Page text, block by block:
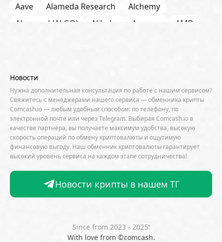
Aave
Alameda Research
Alchemy
Algorand (ALGO)
Alibaba Amazon
AMD
Aster
Binance
BIS Bitcoin Core
Bitcoin Pizza Day
Bitfarms
Bitfinex Bitget
Bithumb
BitMEX
BitOK Bitwise BlackRock
Block
Bloomberg
BNB Chain
BNP Paribas
Börse Stuttgart
BTCFi Bullish
Bybit
Chainalysis
Chainlink (LINK)
Coinbase CoinDesk
Новости
Нужна дополнительная консультация по работе с нашим сервисом?
Свяжитесь с менеджерами нашего сервиса — обменника крипты
Comcash.io — любым удобным способом: по телефону, по
электронной почте или через Telegram. Выбирая Comcash.io в
качестве партнёра, вы получаете максимум удобства, высокую
скорость операций по обмену криптовалюты и ощутимую
финансовую выгоду. Наш обменник криптовалюты гарантирует
высокий уровень сервиса на каждом этапе сотрудничества!
Новости крипты в нашем ТГ
Since from 2023 - 2025!
With love from ©comcash.